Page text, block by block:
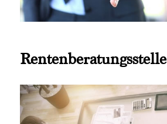
Rentenberatungsstelle